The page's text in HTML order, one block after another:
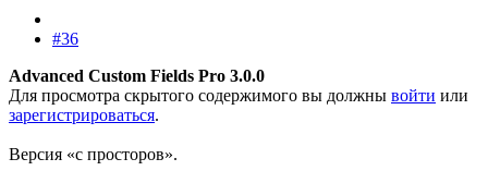
#36
Advanced Custom Fields Pro 3.0.0
Для просмотра скрытого содержимого вы должны войти или
зарегистрироваться.
Версия «с просторов».